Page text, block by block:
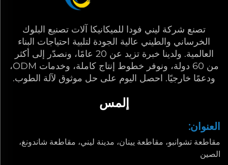
تصنع شركة ليني فودا للميكانيكا آلات تصنيع البلوك
الخرساني والطيني عالية الجودة لتلبية احتياجات البناء
العالمية. ولدينا خبرة تزيد عن 20 عامًا، ونصدّر إلى أكثر
من 60 دولة، ونوفر خطوط إنتاج كاملة، وخدمات ODM،
ودعمًا خارجيًا. احصل اليوم على حل موثوق لآلة الطوب.
إلمس
العنوان:
مقاطعة تشوانبو، مقاطعة يينان، مدينة ليني، مقاطعة شاندونغ،
الصين